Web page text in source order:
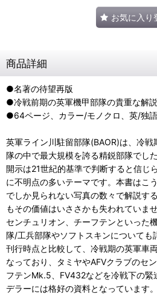
お気に入り
商品詳細
●名著の待望再版
●冷戦前期の英軍機甲部隊の貴重な解
●64ページ、カラー/モノクロ、英/独
英軍ライン川駐留部隊(BAOR)は、冷
隊の中で最大規模を誇る精鋭部隊でし
開示は21世紀的基準で判断すると信じ
に不明点の多いテーマです。本書はこ
でしか見られない写真の数々で解説す
もその価値はいささかも失われていませ
センチュリオン、チーフテンといった
隊/工兵部隊やソフトスキンについても
刊行時点と比較して、冷戦期の英軍車
なっており、タミヤやAFVクラブのセ
フテンMk.5、FV432などを冷戦下の緊
デラーには格好の資料となっています。